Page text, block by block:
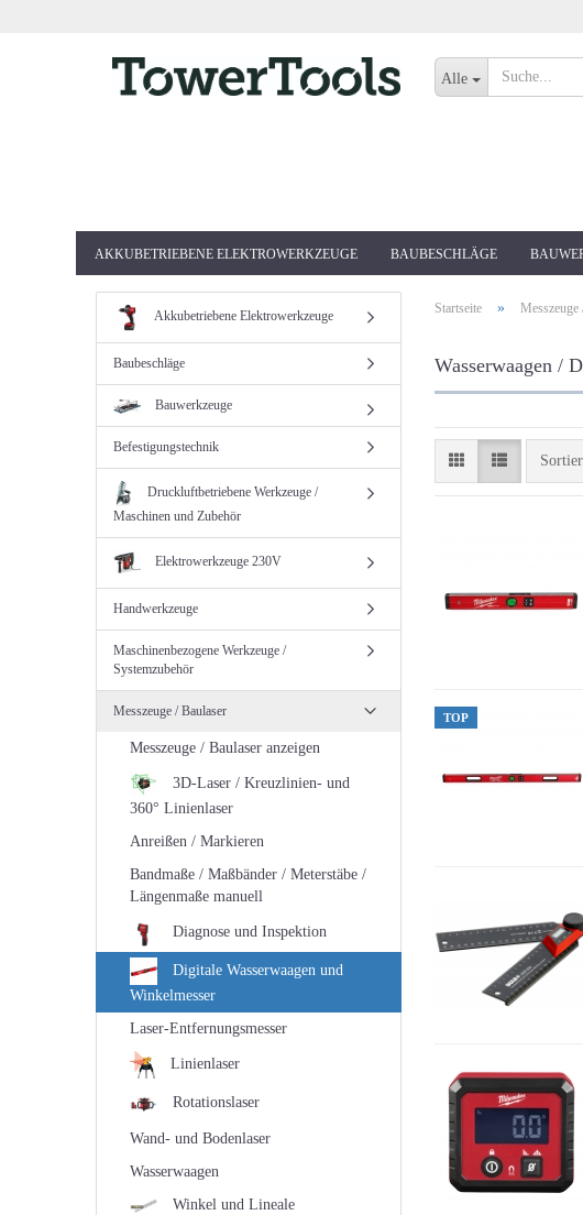
Alle
AKKUBETRIEBENE ELEKTROWERKZEUGE BAUBESCHLÄGE
Startseite » Messzeuge
Wasserwaagen /
TOP
Akkubetriebene Elektrowerkzeuge
Baubeschläge
Bauwerkzeuge
Befestigungstechnik
Druckluftbetriebene Werkzeuge /
Maschinen und Zubehör
Elektrowerkzeuge 230V
Handwerkzeuge
Maschinenbezogene Werkzeuge /
Systemzubehör
Messzeuge / Baulaser
Messzeuge / Baulaser anzeigen
3D-Laser / Kreuzlinien- und
360° Linienlaser
Anreißen / Markieren
Bandmaße / Maßbänder / Meterstäbe /
Längenmaße manuell
Diagnose und Inspektion
Digitale Wasserwaagen und
Winkelmesser
Laser-Entfernungsmesser
Linienlaser
Rotationslaser
Wand- und Bodenlaser
Wasserwaagen
Winkel und Lineale